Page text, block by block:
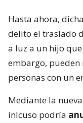
Hasta ahora,
delito el traslado
a luz a un hijo
embargo, pueden
personas con un
Mediante la
inlcuso podría